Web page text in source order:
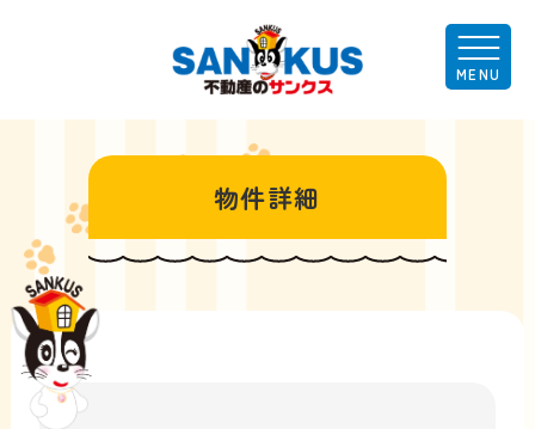
物件詳細